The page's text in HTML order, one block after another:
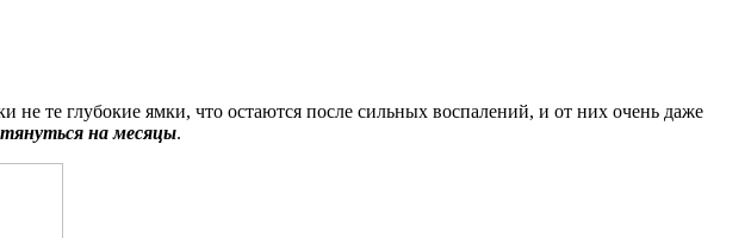
те глубокие ямки, что остаются после сильных воспалений, и от них очень даже
на месяцы.